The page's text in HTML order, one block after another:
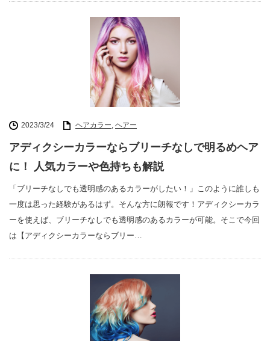
2023/3/24 ヘアカラー, ヘアー
アディクシーカラーならブリーチなしで明るめヘア
に！ 人気カラーや色持ちも解説
「ブリーチなしでも透明感のあるカラーがしたい！」このように誰しも
一度は思った経験があるはず。そんな方に朗報です！アディクシーカラ
ーを使えば、ブリーチなしでも透明感のあるカラーが可能。そこで今回
は【アディクシーカラーならブリー…